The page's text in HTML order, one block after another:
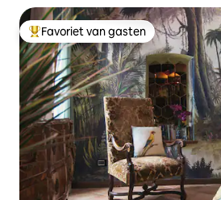
Topfavoriet van gasten
Favoriet van gasten